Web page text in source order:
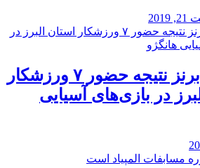
۲ مدال برنز نتیجه حضور ۷ ورزشکار
در بازی‌های آسیایی